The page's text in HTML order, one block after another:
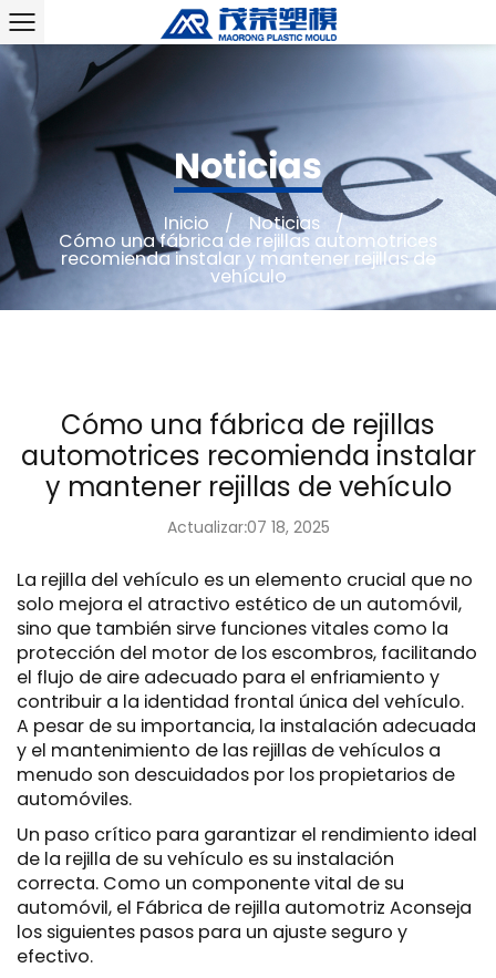
Noticias
Inicio / Noticias /
Cómo una fábrica de rejillas automotrices
recomienda instalar y mantener rejillas de
vehículo
Cómo una fábrica de rejillas
automotrices recomienda instalar
y mantener rejillas de vehículo
Actualizar:07 18, 2025
La rejilla del vehículo es un elemento crucial que no
solo mejora el atractivo estético de un automóvil,
sino que también sirve funciones vitales como la
protección del motor de los escombros, facilitando
el flujo de aire adecuado para el enfriamiento y
contribuir a la identidad frontal única del vehículo.
A pesar de su importancia, la instalación adecuada
y el mantenimiento de las rejillas de vehículos a
menudo son descuidados por los propietarios de
automóviles.
Un paso crítico para garantizar el rendimiento ideal
de la rejilla de su vehículo es su instalación
correcta. Como un componente vital de su
automóvil, el Fábrica de rejilla automotriz Aconseja
los siguientes pasos para un ajuste seguro y
efectivo.